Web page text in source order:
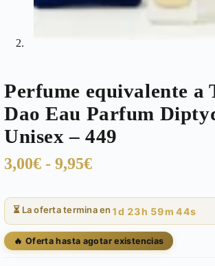
Perfume equivalente a
Dao Eau Parfum
Unisex – 449
3,00€ - 9,95€Rango
precios:
desde
3,00€
hasta
⏳ La oferta termina en 1d 23h 59m 43s
🔥 Oferta hasta agotar existencias